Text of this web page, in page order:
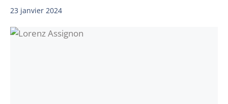
23 janvier 2024